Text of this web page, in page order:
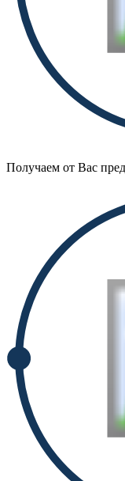
Получаем от Вас